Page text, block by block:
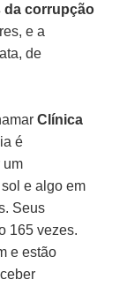
da corrupção
e a
de
Clínica
é
um
e algo em
Seus
165 vezes.
e estão